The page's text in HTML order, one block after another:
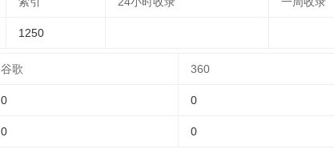
1250
谷歌 360
0 0
0 0